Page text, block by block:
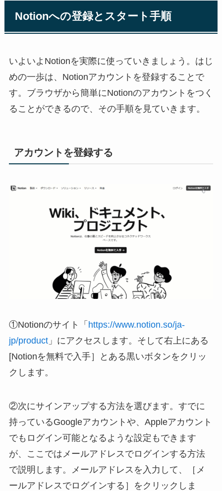
Notionへの登録とスタート手順
いよいよNotionを実際に使っていきましょう。はじ
めの一歩は、Notionアカウントを登録することで
す。ブラウザから簡単にNotionのアカウントをつく
ることができるので、その手順を見ていきます。
アカウントを登録する
①Notionのサイト「 https://www.notion.so/ja-
jp/product」にアクセスします。そして右上にある
[Notionを無料で入手］とある黒いボタンをクリッ
クします。
②次にサインアップする方法を選びます。すでに
持っているGoogleアカウントや、Appleアカウント
でもログイン可能となるような設定もできます
が、ここではメールアドレスでログインする方法
で説明します。メールアドレスを入力して、［メ
ールアドレスでログインする］をクリックしま